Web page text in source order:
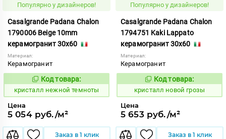
Популярно у дизайнеров!
Casalgrande Padana Chalon
1790006 Beige 10mm
керамогранит 30x60
Материал:
Керамогранит
820602
Код товара:
кристалл нежной темноты
Цена
5 054 руб./м²
Заказ в 1 клик
Популярно у дизайнеров!
Casalgrande Padana Chalon
1794751 Kaki Lappato
керамогранит 30x60
Материал:
Керамогранит
820644
Код товара:
кристалл новой грозы
Цена
5 653 руб./м²
Заказ в 1 клик